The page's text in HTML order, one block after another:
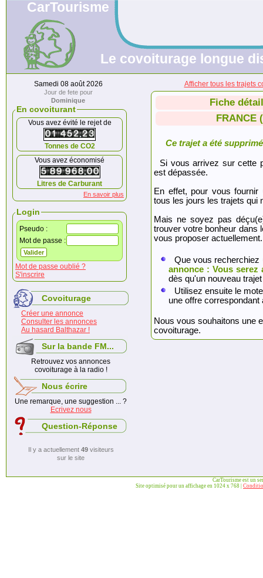
CarTourisme
Le covoiturage longue
Samedi 08 août 2026
Jour de fete pour
Dominique
En covoiturant
Vous avez évité le rejet de
Tonnes de CO2
Vous avez économisé
Litres de Carburant
En savoir plus
Login
Pseudo :
Mot de passe :
Mot de passe oublié ?
S'inscrire
Covoiturage
Créer une annonce
Consulter les annonces
Au hasard Balthazar !
Sur la bande FM...
Retrouvez vos annonces
covoiturage à la radio !
Nous écrire
Une remarque, une suggestion ... ?
Ecrivez nous
Question-Réponse
Il y a actuellement 49visiteurs
sur le site
Afficher tous les trajets
Fiche
FRANCE
Ce trajet a été
Si vous arrivez sur cette
est dépassée.
En effet, pour vous fournir
tous les jours les trajets qui
Mais ne soyez pas
trouver votre bonheur dans
vous proposer actuellement.
Que vous
annonce : Vous serez
dès qu'un nouveau
Utilisez ensuite le
une offre
Nous vous souhaitons une
covoiturage.
CarTourisme est un
Site optimisé pour un affichage en 1024 x 768 |